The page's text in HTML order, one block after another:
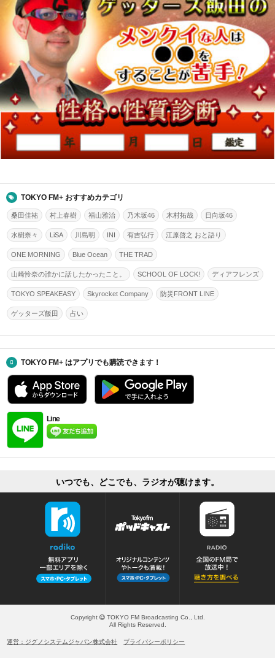
TOKYO FM+ おすすめカテゴリ
桑田佳祐 村上春樹 福山雅治 乃木坂46 木村拓哉 日向坂46
水樹奈々 LiSA 川島明 INI 有吉弘行 江原啓之 おと語り
ONE MORNING Blue Ocean THE TRAD
山崎怜奈の誰かに話したかったこと。 SCHOOL OF LOCK! ディアフレンズ
TOKYO SPEAKEASY Skyrocket Company 防災FRONT LINE
ゲッターズ飯田 占い
TOKYO FM+ はアプリでも購読できます！
Line
いつでも、どこでも、ラジオが聴けます。
Copyright
TOKYO FM Broadcasting Co., Ltd.
All Rights Reserved.
運営：ジグノシステムジャパン株式会社 プライバシーポリシー